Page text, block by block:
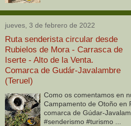
jueves, 3 de febrero de 2022
Ruta senderista circular desde
Rubielos de Mora - Carrasca de
Iserte - Alto de la Venta.
Comarca de Gudár-Javalambre
(Teruel)
Como os comentamos en
Campamento de Otoño en
comarca de Gúdar-
#senderismo #turismo ...